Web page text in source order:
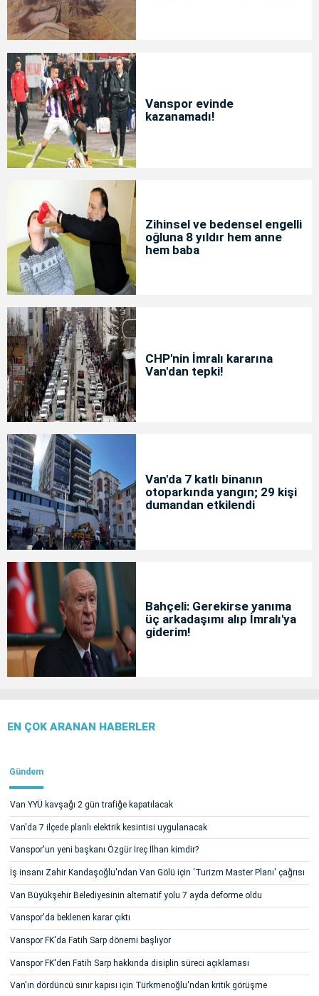
Vanspor evinde
kazanamadı!
Zihinsel ve bedensel engelli
oğluna 8 yıldır hem anne
hem baba
CHP'nin İmralı kararına
Van'dan tepki!
Van'da 7 katlı binanın
otoparkında yangın; 29 kişi
dumandan etkilendi
Bahçeli: Gerekirse yanıma
üç arkadaşımı alıp İmralı'ya
giderim!
EN ÇOK ARANAN HABERLER
Gündem
Van YYÜ kavşağı 2 gün trafiğe kapatılacak
Van'da 7 ilçede planlı elektrik kesintisi uygulanacak
Vanspor'un yeni başkanı Özgür İreç İlhan kimdir?
İş insanı Zahir Kandaşoğlu'ndan Van Gölü için 'Turizm Master Planı' çağrısı
Van Büyükşehir Belediyesinin alternatif yolu 7 ayda deforme oldu
Vanspor'da beklenen karar çıktı
Vanspor FK'da Fatih Sarp dönemi başlıyor
Vanspor FK'den Fatih Sarp hakkında disiplin süreci açıklaması
Van'ın dördüncü sınır kapısı için Türkmenoğlu'ndan kritik görüşme